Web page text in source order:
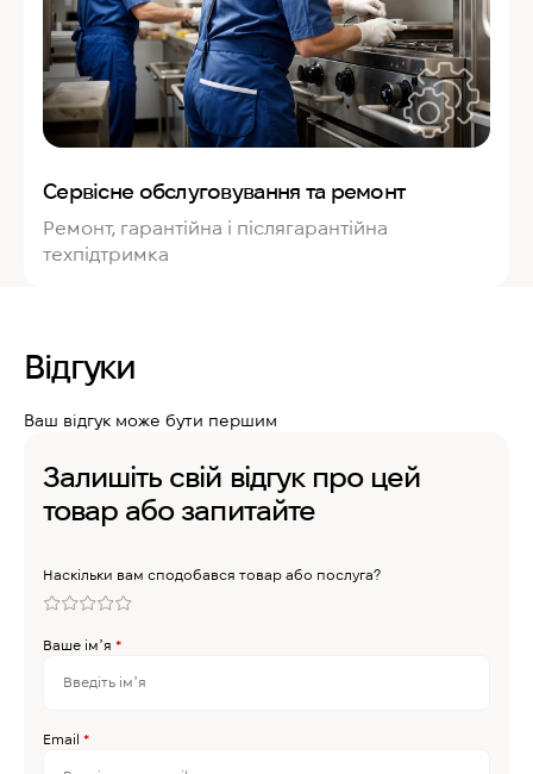
Сервісне обслуговування та ремонт
Ремонт, гарантійна і післягарантійна
техпідтримка
Відгуки
Ваш відгук може бути першим
Залишіть свій відгук про цей
товар або запитайте
Наскільки вам сподобався товар або послуга?
Ваше імʼя *
Email *